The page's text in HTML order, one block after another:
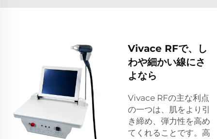
Vivace RFで、し
わや細かい線にさ
よなら
Vivace RFの主な利点
の一つは、肌をより引
き締め、弾力性を高め
てくれることです。高